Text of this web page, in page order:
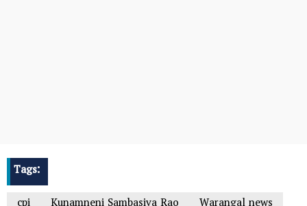
Tags: